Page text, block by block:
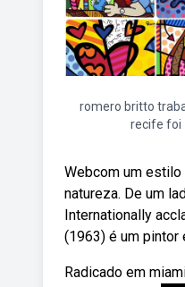
romero britto
recife foi
Webcom um
natureza. De um
Internationally
(1963) é um pintor
Radicado em